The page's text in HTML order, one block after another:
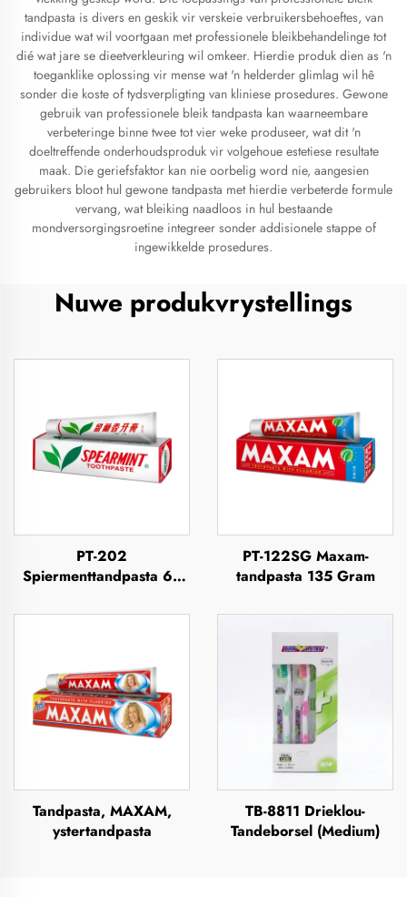
tandpasta is divers en geskik vir verskeie verbruikersbehoeftes, van
individue wat wil voortgaan met professionele bleikbehandelinge tot
dié wat jare se dieetverkleuring wil omkeer. Hierdie produk dien as 'n
toeganklike oplossing vir mense wat 'n helderder glimlag wil hê
sonder die koste of tydsverpligting van kliniese prosedures. Gewone
gebruik van professionele bleik tandpasta kan waarneembare
verbeteringe binne twee tot vier weke produseer, wat dit 'n
doeltreffende onderhoudsproduk vir volgehoue estetiese resultate
maak. Die geriefsfaktor kan nie oorbelig word nie, aangesien
gebruikers bloot hul gewone tandpasta met hierdie verbeterde formule
vervang, wat bleiking naadloos in hul bestaande
mondversorgingsroetine integreer sonder addisionele stappe of
ingewikkelde prosedures.
Nuwe produkvrystellings
PT-202
Spiermenttandpasta 63
PT-122SG Maxam-
tandpasta 135 Gram
Tandpasta, MAXAM,
ystertandpasta
TB-8811 Drieklou-
Tandeborsel (Medium)